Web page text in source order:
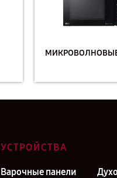
УСТРОЙСТВА
Варочные панели